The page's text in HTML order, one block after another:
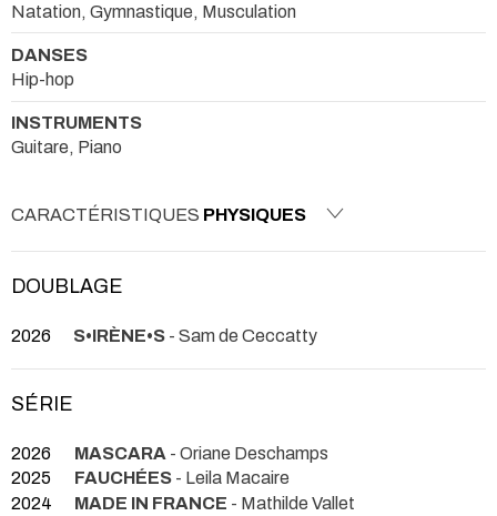
Natation, Gymnastique, Musculation
DANSES
Hip-hop
INSTRUMENTS
Guitare, Piano
CARACTÉRISTIQUES PHYSIQUES
DOUBLAGE
2026 S•IRÈNE•S - Sam de Ceccatty
SÉRIE
2026 MASCARA - Oriane Deschamps
2025
FAUCHÉES - Leila Macaire
2024
MADE IN FRANCE - Mathilde Vallet